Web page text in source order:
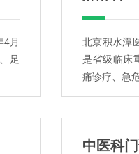
4月
足
北京积水潭
是省级临床
痛诊疗、急
中医科